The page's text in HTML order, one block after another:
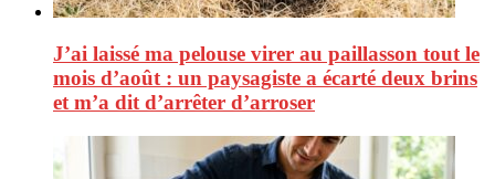
J’ai laissé ma pelouse virer au paillasson tout le
mois d’août : un paysagiste a écarté deux brins
et m’a dit d’arrêter d’arroser